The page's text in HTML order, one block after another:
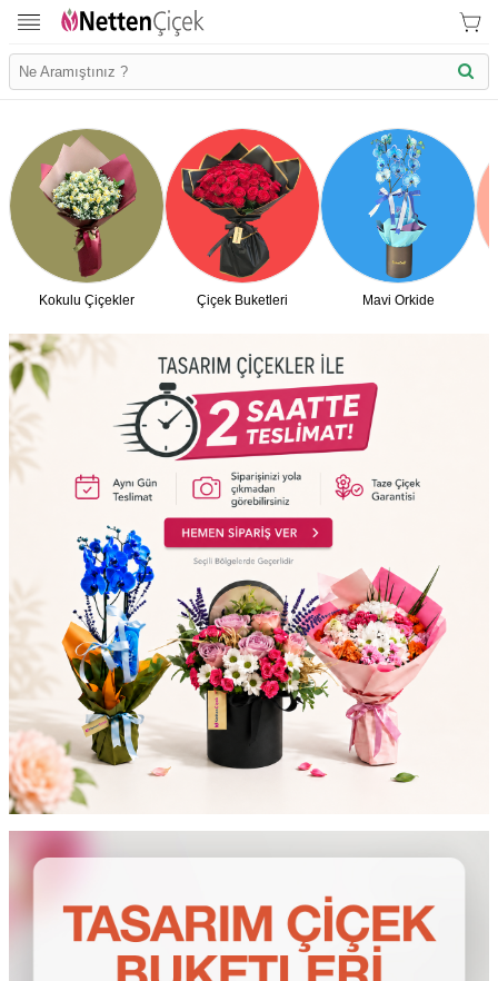
Kokulu Çiçekler Çiçek Buketleri Mavi Orkide
İletişim Bilgilerimiz
KVK Bilgilendirme
Ödeme Bllgileri
testt